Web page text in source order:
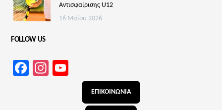
Αντισφαίρισης U12
16 Μαΐου 2026
FOLLOW US
Facebook
Instagram
Channel
ΕΠΙΚΟΙΝΩΝΙΑ